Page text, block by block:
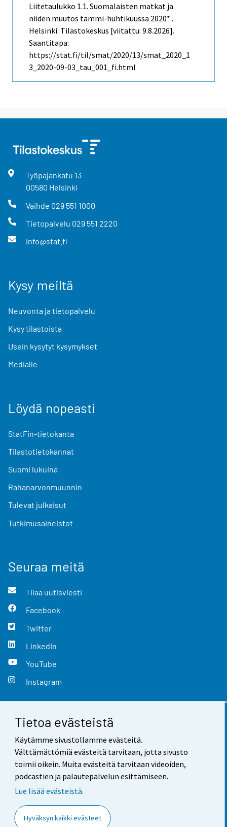
Tietoa evästeistä
Käytämme sivustollamme evästeitä.
Välttämättömiä evästeitä tarvitaan, jotta sivusto
toimii oikein. Muita evästeitä tarvitaan videoiden,
podcastien ja palautepalvelun esittämiseen.
Lue lisää evästeistä.
Hyväksyn kaikki evästeet
Liitetaulukko 1.1. Suomalaisten matkat ja
niiden muutos tammi-huhtikuussa 2020* .
Helsinki: Tilastokeskus [viitattu: 9.8.2026].
Saantitapa:
https://stat.fi/til/smat/2020/13/smat_2020_1
3_2020-09-03_tau_001_fi.html
Työpajankatu 13
00580 Helsinki
Vaihde 029 551 1000
Tietopalvelu 029 551 2220
info@stat.fi
Kysy meiltä
Neuvonta ja tietopalvelu
Kysy tilastoista
Usein kysytyt kysymykset
Medialle
Löydä nopeasti
StatFin-tietokanta
Tilastotietokannat
Suomi lukuina
Rahanarvonmuunnin
Tulevat julkaisut
Tutkimusaineistot
Seuraa meitä
Tilaa uutisviesti
Facebook
Twitter
LinkedIn
YouTube
Instagram
Yhteystiedot
Palaute
Käyttöehdot
Saavutettavuus